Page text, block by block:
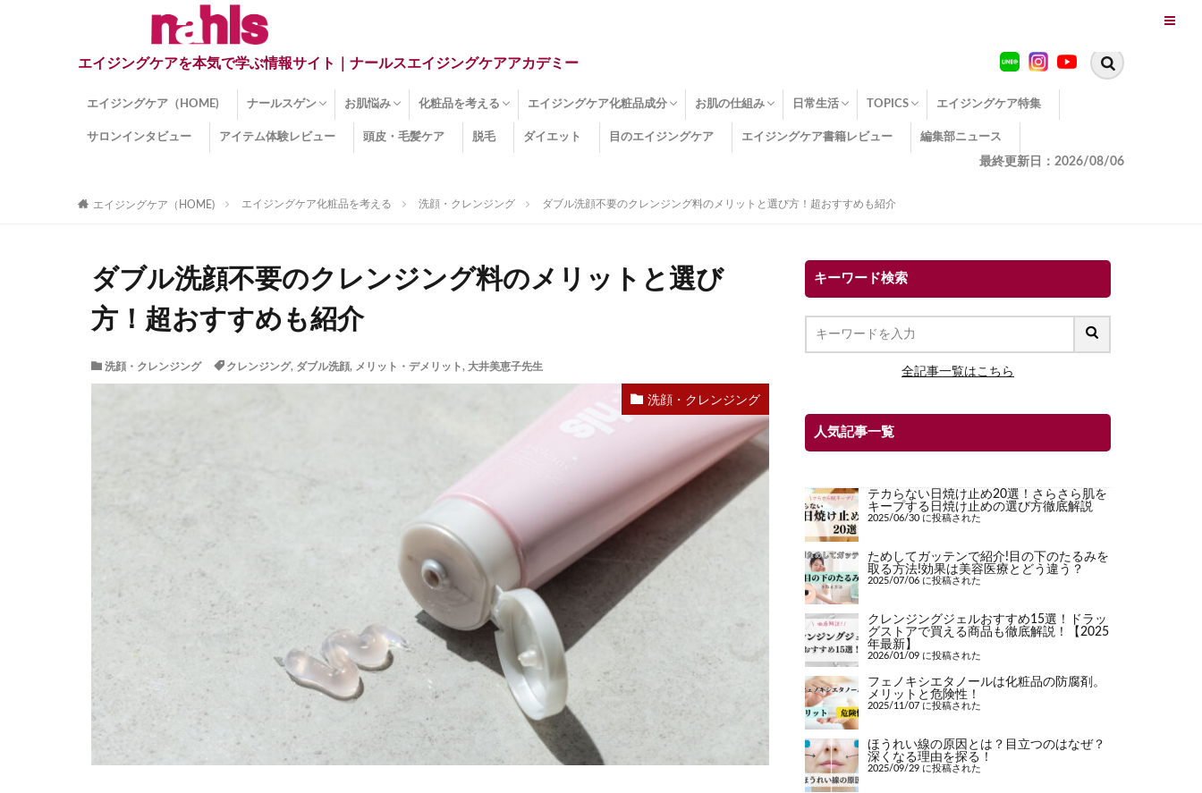
エイジングケアを本気で学ぶ情報サイト｜ナールスエイジングケアアカデミー
エイジングケア（HOME) ナールスゲン
ナールスゲンとは？
ナールスゲン関連成分
お肌悩み
インナードライ肌
くすみ
目の下のクマ
しみ
しわ
顔・頭皮のたるみ
ほうれい線
毛穴
手荒れ
乾燥肌
敏感肌
紫外線ダメージ
薄毛
その他のお肌悩み
化粧品を考える
エイジングケア化粧品
化粧水
美容液
保湿クリーム
酵素洗顔
ハンドクリーム
フェイスマスク
ほうれい線化粧品
コラーゲン化粧品
メイク化粧品
洗顔・クレンジング
オールインワン化粧品
その他の化粧品
エイジングケア化粧品成分
エイジングケア化粧品(成分)
セラミド
ネオダーミル
プロテオグリカン
ビタミンC誘導体
コラーゲン
その他の化粧品成分
お肌の仕組み
エイジング
ターンオーバー
皮下組織
表皮
真皮
表皮常在菌
女性ホルモン
その他
日常生活
糖化
便秘
TOPICS
エイジングケア TOPICS
コラーゲンサプリの効果
エイジングケアクイズ
季節別のエイジングケア
幸福とエイジングケア
温活でアンチエイジング
イオン導入
エイジングケア3つのポイント
エイジングケアセミナー
エイジングケアトピックス
動画でみるエイジングケア
エイジングケア特集
サロンインタビュー アイテム体験レビュー 頭皮・毛髪ケア 脱毛 ダイエット 目のエイジングケア エイジングケア書籍レビュー 編集部ニュース
最終更新日：2026/08/06
エイジングケア（HOME) エイジングケア化粧品を考える 洗顔・クレンジング ダブル洗顔不要のクレンジング料のメリットと選び方！超おすすめも紹介
ダブル洗顔不要のクレンジング料のメリットと選び
方！超おすすめも紹介
洗顔・クレンジング クレンジング, ダブル洗顔, メリット・デメリット, 大井美恵子先生
洗顔・クレンジング
キーワード検索
全記事一覧はこちら
人気記事一覧
テカらない日焼け止め20選！さらさら肌を
キープする日焼け止めの選び方徹底解説
2025/06/30 に投稿された
ためしてガッテンで紹介!目の下のたるみを
取る方法!効果は美容医療とどう違う？
2025/07/06 に投稿された
クレンジングジェルおすすめ15選！ドラッ
グストアで買える商品も徹底解説！【2025
年最新】
2026/01/09 に投稿された
フェノキシエタノールは化粧品の防腐剤。
メリットと危険性！
2025/11/07 に投稿された
ほうれい線の原因とは？目立つのはなぜ？
深くなる理由を探る！
2025/09/29 に投稿された